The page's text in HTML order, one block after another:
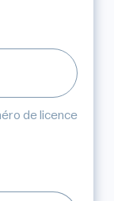
de licence